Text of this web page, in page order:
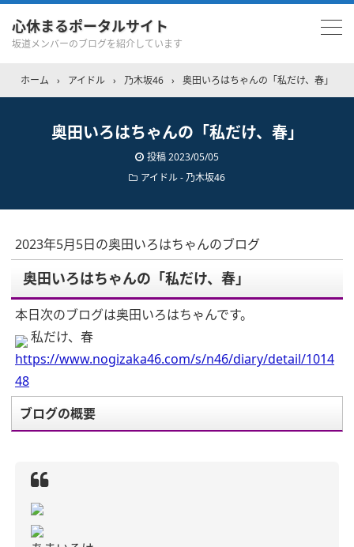
心休まるポータルサイト
坂道メンバーのブログを紹介しています
ホーム › アイドル › 乃木坂46 › 奥田いろはちゃんの「私だけ、春」
奥田いろはちゃんの「私だけ、春」
投稿2023/05/05
アイドル - 乃木坂46
2023年5月5日の奥田いろはちゃんのブログ
奥田いろはちゃんの「私だけ、春」
本日次のブログは奥田いろはちゃんです。
私だけ、春
https://www.nogizaka46.com/s/n46/diary/detail/1014
48
ブログの概要